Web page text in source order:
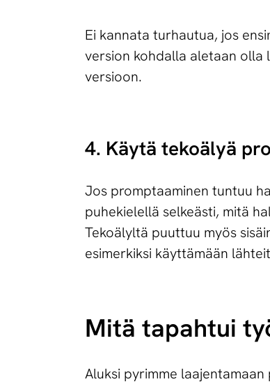
Ei kannata turhautua, jos
version kohdalla aletaan olla
versioon.
4. Käytä tekoälyä
Jos promptaaminen tuntuu
puhekielellä selkeästi, mitä
Tekoälyltä puuttuu myös
esimerkiksi käyttämään
Mitä tapahtui
Aluksi pyrimme